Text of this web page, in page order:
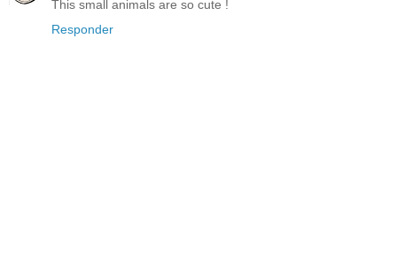
This small animals are so cute !
Responder